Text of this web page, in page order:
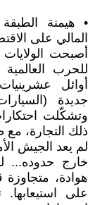
• هيمنة الطبقة
المالي على
أصبحت الولايات
للحرب
أوائل
جديدة
وتشكّلت
ذلك التجارة، مع
لم يعد الجيش
خارج حدوده...
هوادة، متجاوزة
على